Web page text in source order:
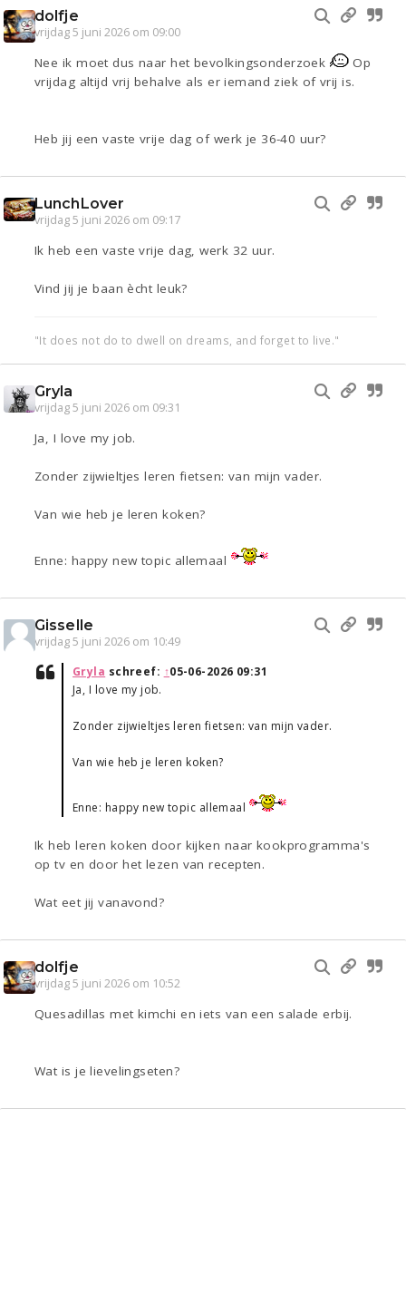
dolfje
vrijdag 5 juni 2026 om 09:00
Nee ik moet dus naar het bevolkingsonderzoek
Op
vrijdag altijd vrij behalve als er iemand ziek of vrij is.
Heb jij een vaste vrije dag of werk je 36-40 uur?
LunchLover
vrijdag 5 juni 2026 om 09:17
Ik heb een vaste vrije dag, werk 32 uur.
Vind jij je baan ècht leuk?
"It does not do to dwell on dreams, and forget to live."
Gryla
vrijdag 5 juni 2026 om 09:31
Ja, I love my job.
Zonder zijwieltjes leren fietsen: van mijn vader.
Van wie heb je leren koken?
Enne: happy new topic allemaal
Gisselle
vrijdag 5 juni 2026 om 10:49
Gryla schreef: ↑05-06-2026 09:31
Ja, I love my job.
Zonder zijwieltjes leren fietsen: van mijn vader.
Van wie heb je leren koken?
Enne: happy new topic allemaal
Ik heb leren koken door kijken naar kookprogramma's
op tv en door het lezen van recepten.
Wat eet jij vanavond?
dolfje
vrijdag 5 juni 2026 om 10:52
Quesadillas met kimchi en iets van een salade erbij.
Wat is je lievelingseten?